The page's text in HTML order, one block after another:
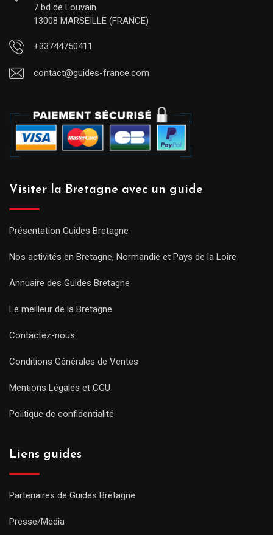
7 bd de Louvain
13008 MARSEILLE (FRANCE)
+33744750411
contact@guides-france.com
Visiter la Bretagne avec un guide
Présentation Guides Bretagne
Nos activités en Bretagne, Normandie et Pays de la Loire
Annuaire des Guides Bretagne
Le meilleur de la Bretagne
Contactez-nous
Conditions Générales de Ventes
Mentions Légales et CGU
Politique de confidentialité
Liens guides
Partenaires de Guides Bretagne
Presse/Media